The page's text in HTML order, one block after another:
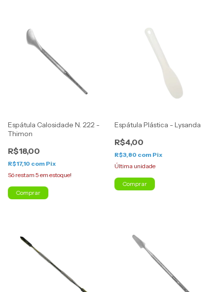
Espátula Calosidade N. 222 -
Thimon
R$18,00
R$17,10 com Pix
Só restam 5 em estoque!
Comprar
Espátula Plástica - Lysanda
R$4,00
R$3,80 com Pix
Última unidade
Comprar